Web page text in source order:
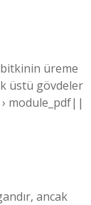
üreme
üstü gövdeler
module_pdf||
ancak